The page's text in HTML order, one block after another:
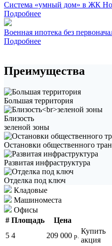
Система «умный дом» в ЖК
Подробнее
Военная ипотека без
Подробнее
Преимущества
Большая территория
Близость
зеленой зоны
Остановки общественного
Развитая инфраструктура
Отделка под ключ
Кладовые
Машиноместа
Офисы
# Площадь
Цена
5 4 209 000 р.
Купить
акция